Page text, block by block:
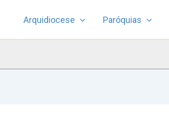
Arquidiocese Paróquias